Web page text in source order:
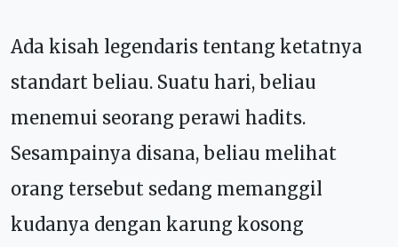
Ada kisah legendaris tentang ketatnya
standart beliau. Suatu hari, beliau
menemui seorang perawi hadits.
Sesampainya disana, beliau melihat
orang tersebut sedang memanggil
kudanya dengan karung kosong